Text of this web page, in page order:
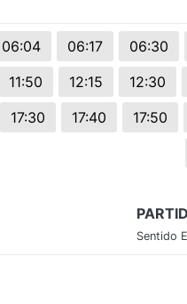
06:04 06:17 06:30
11:50 12:15 12:30
17:30 17:40 17:50
Sentido